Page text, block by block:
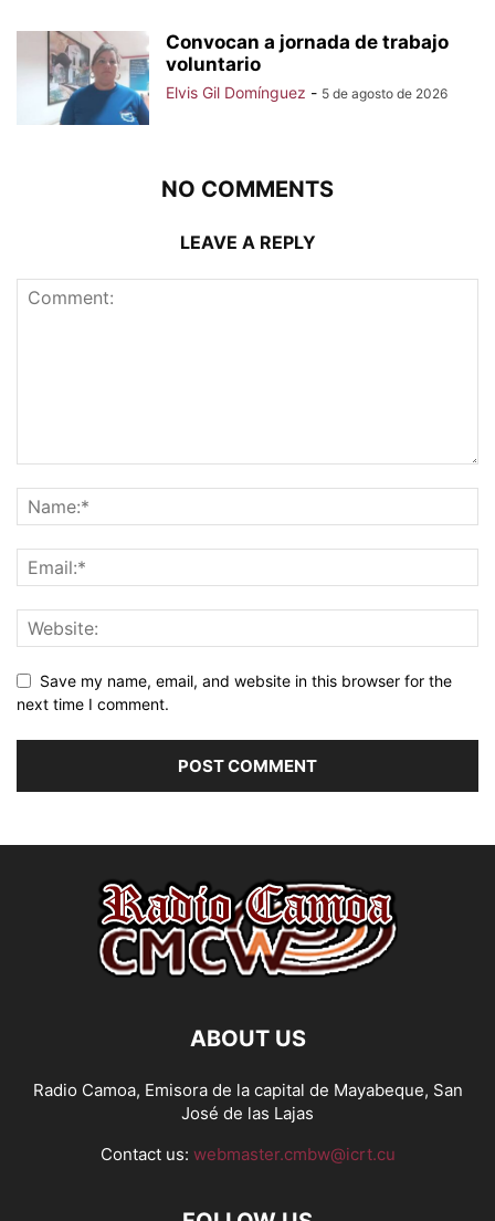
Convocan a jornada de trabajo
voluntario
Elvis Gil Domínguez - 5 de agosto de 2026
NO COMMENTS
LEAVE A REPLY
Save my name, email, and website in this browser for the
next time I comment.
ABOUT US
Radio Camoa, Emisora de la capital de Mayabeque, San
José de las Lajas
Contact us: webmaster.cmbw@icrt.cu